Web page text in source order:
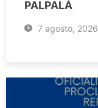
PALPALÁ
7 agosto, 2026